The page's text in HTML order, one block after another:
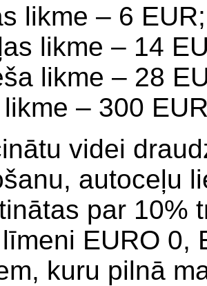
likme – 6 EUR;
likme – 14
likme – 28
– 300
videi
autoceļu
par 10%
EURO 0,
kuru pilnā